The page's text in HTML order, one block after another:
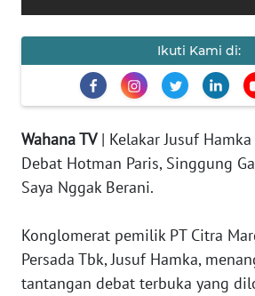
Ikuti Kami di:
Wahana TV| Kelakar Jusuf
Debat Hotman Paris, Singgung
Saya Nggak Berani.
Konglomerat pemilik PT Citra
Persada Tbk, Jusuf Hamka,
tantangan debat terbuka yang
Wahana
News
Regional
WN
SUMUT